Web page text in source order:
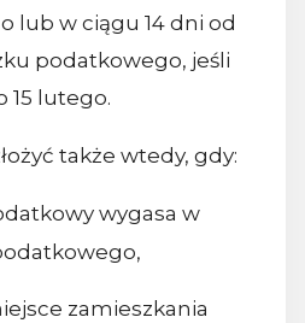
lub w ciągu 14 dni od
podatkowego, jeśli
15 lutego.
także wtedy, gdy:
wygasa w
zamieszkania